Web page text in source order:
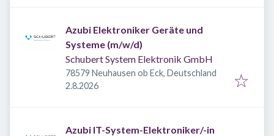
Azubi Elektroniker Geräte und
Systeme (m/w/d)
Schubert System Elektronik GmbH
78579 Neuhausen ob Eck, Deutschland
Veröffentlicht
2.8.2026
Azubi IT-System-Elektroniker/-in